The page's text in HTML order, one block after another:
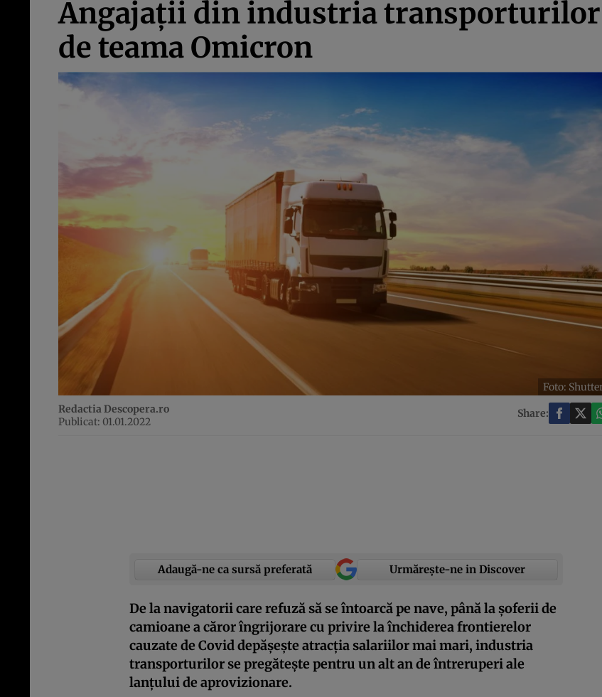
Angajații din industria transporturilor
de teama Omicron
Foto:
Redactia Descopera.ro
Publicat: 01.01.2022
Share:
Adaugă-ne ca sursă preferată Urmărește-ne in Discover
De la navigatorii care refuză să se întoarcă pe nave, până la şoferii de
camioane a căror îngrijorare cu privire la închiderea frontierelor
cauzate de Covid depăşeşte atracţia salariilor mai mari, industria
transporturilor se pregăteşte pentru un alt an de întreruperi ale
lanţului de aprovizionare.